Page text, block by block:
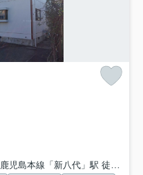
鹿児島本線「新八代」駅 徒歩50分